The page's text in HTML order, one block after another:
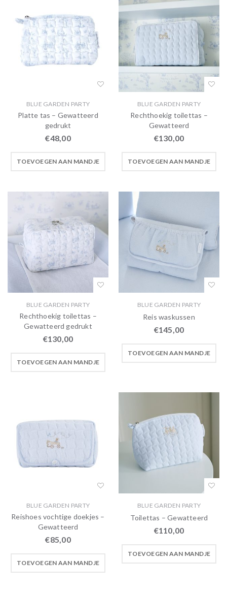
BLUE GARDEN PARTY
Platte tas – Gewatteerd
gedrukt
€48,00
TOEVOEGEN AAN MANDJE
BLUE GARDEN PARTY
Rechthoekig toilettas –
Gewatteerd
€130,00
TOEVOEGEN AAN MANDJE
BLUE GARDEN PARTY
Rechthoekig toilettas –
Gewatteerd gedrukt
€130,00
TOEVOEGEN AAN MANDJE
BLUE GARDEN PARTY
Reis waskussen
€145,00
TOEVOEGEN AAN MANDJE
BLUE GARDEN PARTY
Reishoes vochtige doekjes –
Gewatteerd
€85,00
TOEVOEGEN AAN MANDJE
BLUE GARDEN PARTY
Toilettas – Gewatteerd
€110,00
TOEVOEGEN AAN MANDJE